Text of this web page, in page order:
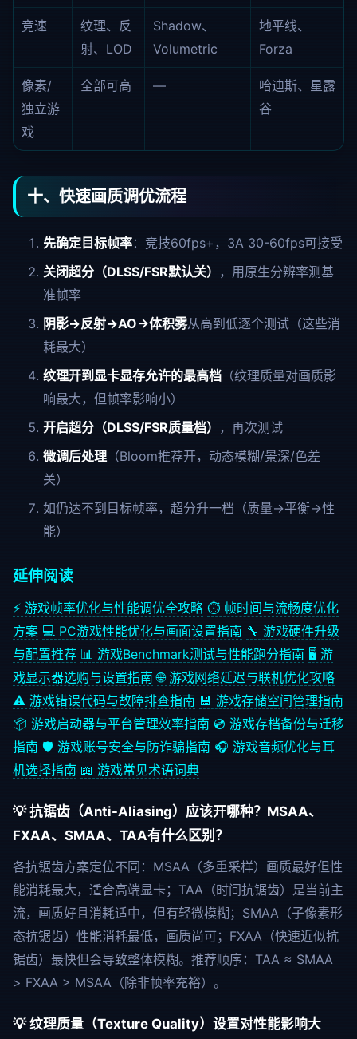
竞速
纹理、反
射、LOD
Shadow、
Volumetric
地平线、
Forza
像素/
独立游
戏
全部可高 —
哈迪斯、星露
谷
十、快速画质调优流程
先确定目标帧率：竞技60fps+，3A 30-60fps可接受
关闭超分（DLSS/FSR默认关）
，用原生分辨率测基
准帧率
阴影→反射→AO→体积雾从高到低逐个测试（这些消
耗最大）
纹理开到显卡显存允许的最高档（纹理质量对画质影
响最大，但帧率影响小）
开启超分（DLSS/FSR质量档）
，再次测试
微调后处理（Bloom推荐开，动态模糊/景深/色差
关）
如仍达不到目标帧率，超分升一档（质量→平衡→性
能）
延伸阅读
⚡ 游戏帧率优化与性能调优全攻略 ⏱️ 帧时间与流畅度优化
方案 💻 PC游戏性能优化与画面设置指南 🔧 游戏硬件升级
与配置推荐 📊 游戏Benchmark测试与性能跑分指南 🖥️ 游
戏显示器选购与设置指南 🌐 游戏网络延迟与联机优化攻略
⚠️ 游戏错误代码与故障排查指南 💾 游戏存储空间管理指南
📦 游戏启动器与平台管理效率指南 💿 游戏存档备份与迁移
指南 🛡️ 游戏账号安全与防诈骗指南 🎧 游戏音频优化与耳
机选择指南 📖 游戏常见术语词典
💡 抗锯齿（Anti-Aliasing）应该开哪种？MSAA、
FXAA、SMAA、TAA有什么区别？
各抗锯齿方案定位不同：MSAA（多重采样）画质最好但性
能消耗最大，适合高端显卡；TAA（时间抗锯齿）是当前主
流，画质好且消耗适中，但有轻微模糊；SMAA（子像素形
态抗锯齿）性能消耗最低，画质尚可；FXAA（快速近似抗
锯齿）最快但会导致整体模糊。推荐顺序：TAA ≈ SMAA
> FXAA > MSAA（除非帧率充裕）。
💡 纹理质量（Texture Quality）设置对性能影响大